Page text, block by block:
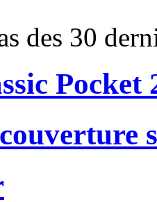
des 30
Pocket